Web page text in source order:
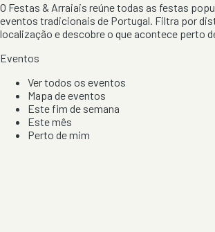
O Festas & Arraiais reúne todas as festas
eventos tradicionais de Portugal. Filtra por
localização e descobre o que acontece perto
Eventos
Ver todos os eventos
Mapa de eventos
Este fim de semana
Este mês
Perto de mim